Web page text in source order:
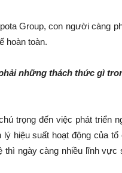
Group, con người càng
hoàn toàn.
những thách thức gì
trọng đến việc phát triển
lý hiệu suất hoạt động của
ngày càng nhiều lĩnh vực